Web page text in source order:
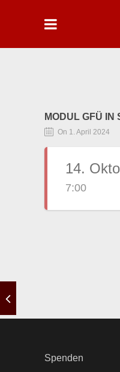
MODUL GFÜ IN
On 1. April 2024
14.
7:00
Spenden